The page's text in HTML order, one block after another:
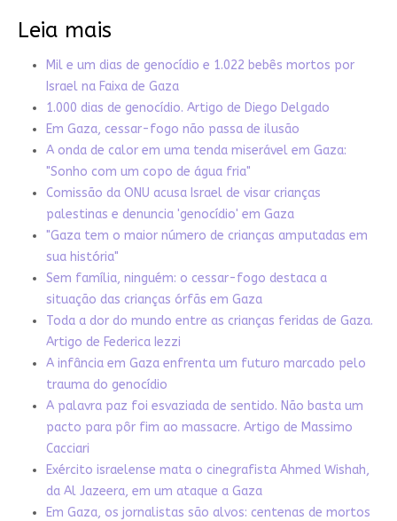
Leia mais
Mil e um dias de genocídio e 1.022 bebês mortos por
Israel na Faixa de Gaza
1.000 dias de genocídio. Artigo de Diego Delgado
Em Gaza, cessar-fogo não passa de ilusão
A onda de calor em uma tenda miserável em Gaza:
"Sonho com um copo de água fria"
Comissão da ONU acusa Israel de visar crianças
palestinas e denuncia 'genocídio' em Gaza
"Gaza tem o maior número de crianças amputadas em
sua história"
Sem família, ninguém: o cessar-fogo destaca a
situação das crianças órfãs em Gaza
Toda a dor do mundo entre as crianças feridas de Gaza.
Artigo de Federica Iezzi
A infância em Gaza enfrenta um futuro marcado pelo
trauma do genocídio
A palavra paz foi esvaziada de sentido. Não basta um
pacto para pôr fim ao massacre. Artigo de Massimo
Cacciari
Exército israelense mata o cinegrafista Ahmed Wishah,
da Al Jazeera, em um ataque a Gaza
Em Gaza, os jornalistas são alvos: centenas de mortos